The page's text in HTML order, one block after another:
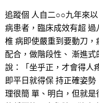
追蹤個 人自二○○九年來
病患者，臨床成效有超
椎 病即使嚴重到要動刀
配合，做階段性、 漸進
說：「坐乎正，才會得人
即平日就得保 持正確姿勢
理很簡 單、明白，但就